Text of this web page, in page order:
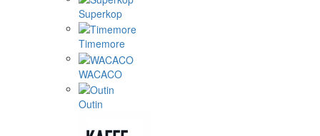
Superkop
Timemore
WACACO
Outin